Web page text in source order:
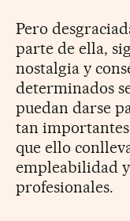
Pero
parte de ella,
nostalgia y
determinados
puedan darse
tan
que ello
empleabilidad
profesionales.